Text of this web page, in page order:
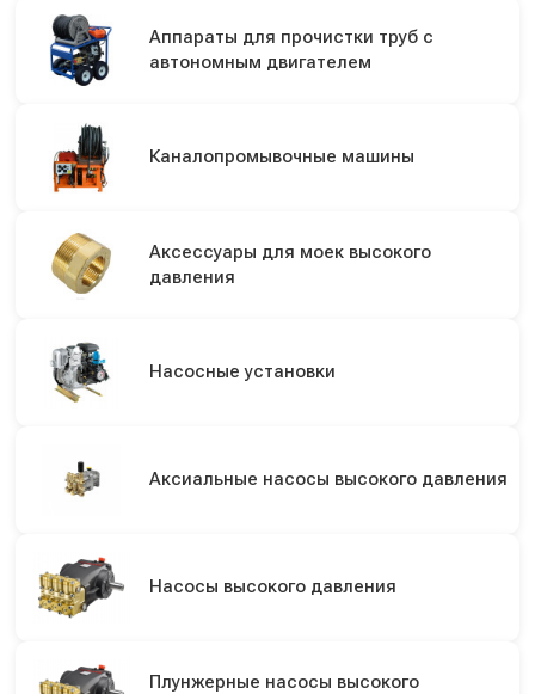
Аппараты для прочистки труб с
автономным двигателем
Каналопромывочные машины
Аксессуары для моек высокого
давления
Насосные установки
Аксиальные насосы высокого давления
Насосы высокого давления
Плунжерные насосы высокого